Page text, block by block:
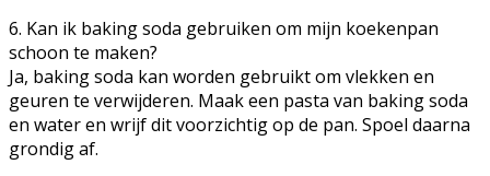
6. Kan ik baking soda gebruiken om mijn koekenpan
schoon te maken?
Ja, baking soda kan worden gebruikt om vlekken en
geuren te verwijderen. Maak een pasta van baking soda
en water en wrijf dit voorzichtig op de pan. Spoel daarna
grondig af.